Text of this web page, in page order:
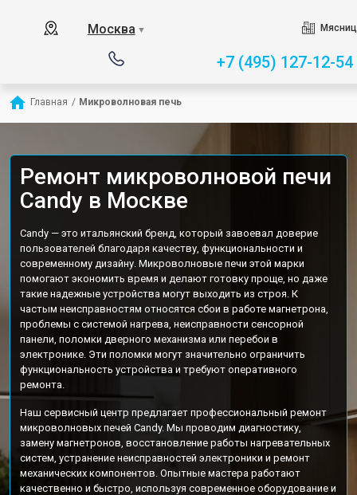
Москва ▼
+7 (495) 127-12-54
Главная / Микроволновая печь
Ремонт микроволновой печи
Candy в Москве
Candy — это итальянский бренд, который завоевал доверие
пользователей благодаря качеству, функциональности и
современному дизайну. Микроволновые печи этой марки
помогают экономить время и делают готовку проще, но даже
такие надежные устройства могут выходить из строя. К
частым неисправностям относятся сбои в работе магнетрона,
проблемы с системой нагрева, неисправности сенсорной
панели, поломки дверного механизма или перебои в
электронике. Эти поломки могут значительно ограничить
функциональность устройства и требуют оперативного
ремонта.
Наш сервисный центр предлагает профессиональный ремонт
микроволновых печей Candy. Мы проводим диагностику,
замену магнетронов, восстановление работы нагревательных
систем, устранение неисправностей электроники и ремонт
механических компонентов. Опытные мастера работают
качественно и быстро, используя современное оборудование и